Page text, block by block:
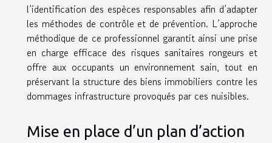
l’identification des espèces responsables afin d’adapter
les méthodes de contrôle et de prévention. L’approche
méthodique de ce professionnel garantit ainsi une prise
en charge efficace des risques sanitaires rongeurs et
offre aux occupants un environnement sain, tout en
préservant la structure des biens immobiliers contre les
dommages infrastructure provoqués par ces nuisibles.
Mise en place d’un plan d’action